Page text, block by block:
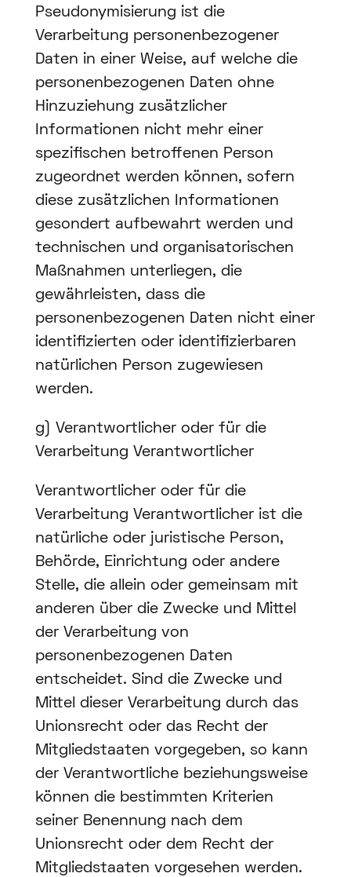
Pseudonymisierung ist die
Verarbeitung personenbezogener
Daten in einer Weise, auf welche die
personenbezogenen Daten ohne
Hinzuziehung zusätzlicher
Informationen nicht mehr einer
spezifischen betroffenen Person
zugeordnet werden können, sofern
diese zusätzlichen Informationen
gesondert aufbewahrt werden und
technischen und organisatorischen
Maßnahmen unterliegen, die
gewährleisten, dass die
personenbezogenen Daten nicht einer
identifizierten oder identifizierbaren
natürlichen Person zugewiesen
werden.
g) Verantwortlicher oder für die
Verarbeitung Verantwortlicher
Verantwortlicher oder für die
Verarbeitung Verantwortlicher ist die
natürliche oder juristische Person,
Behörde, Einrichtung oder andere
Stelle, die allein oder gemeinsam mit
anderen über die Zwecke und Mittel
der Verarbeitung von
personenbezogenen Daten
entscheidet. Sind die Zwecke und
Mittel dieser Verarbeitung durch das
Unionsrecht oder das Recht der
Mitgliedstaaten vorgegeben, so kann
der Verantwortliche beziehungsweise
können die bestimmten Kriterien
seiner Benennung nach dem
Unionsrecht oder dem Recht der
Mitgliedstaaten vorgesehen werden.